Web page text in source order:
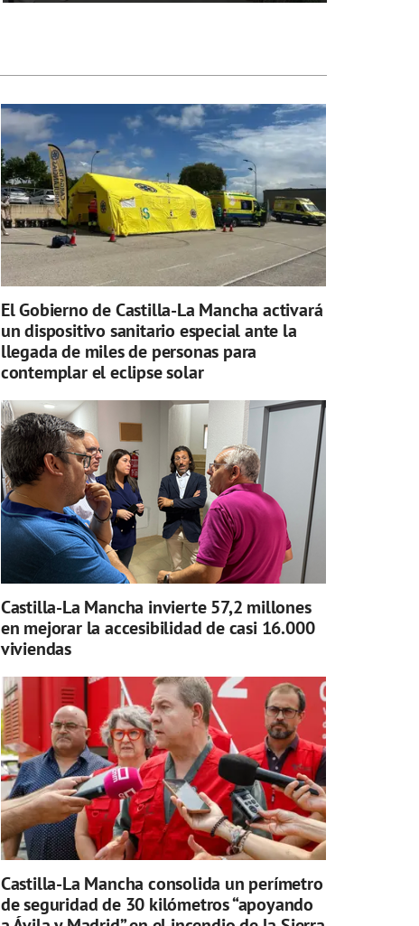
El Gobierno de Castilla-La Mancha activará
un dispositivo sanitario especial ante la
llegada de miles de personas para
contemplar el eclipse solar
Castilla-La Mancha invierte 57,2 millones
en mejorar la accesibilidad de casi 16.000
viviendas
Castilla-La Mancha consolida un perímetro
de seguridad de 30 kilómetros “apoyando